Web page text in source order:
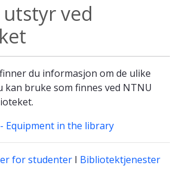
ved
du informasjon om de ulike
kan bruke som finnes ved NTNU
Equipment in the library
for studenter I Bibliotektjenester